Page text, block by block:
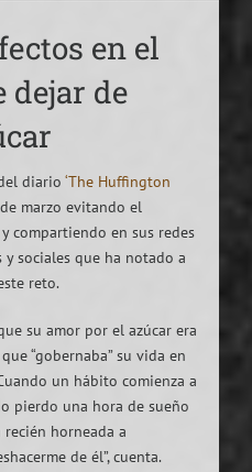
en el
dejar de
diario ‘The Huffington
marzo evitando el
compartiendo en sus redes
y sociales que ha notado a
reto.
su amor por el azúcar era
“gobernaba” su vida en
un hábito comienza a
pierdo una hora de sueño
recién horneada a
de él”, cuenta.